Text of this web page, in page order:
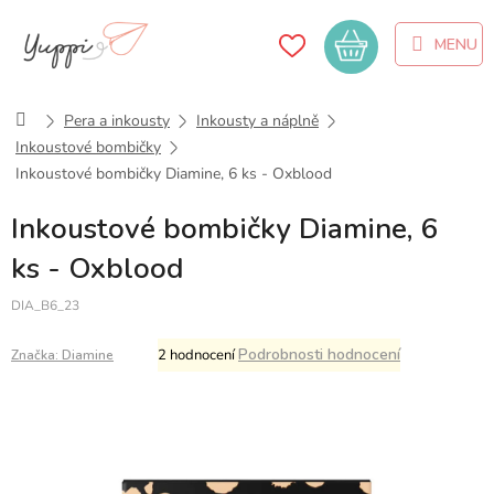
obsah
Nákupní
košík
DomůPera a inkousty
Inkousty a náplně
Inkoustové bombičky
Inkoustové bombičky Diamine, 6 ks - Oxblood
Inkoustové bombičky Diamine, 6
ks - Oxblood
DIA_B6_23
Průměrné
hodnocení
5
2 hodnoceníPodrobnosti hodnocení
Značka: Diamine